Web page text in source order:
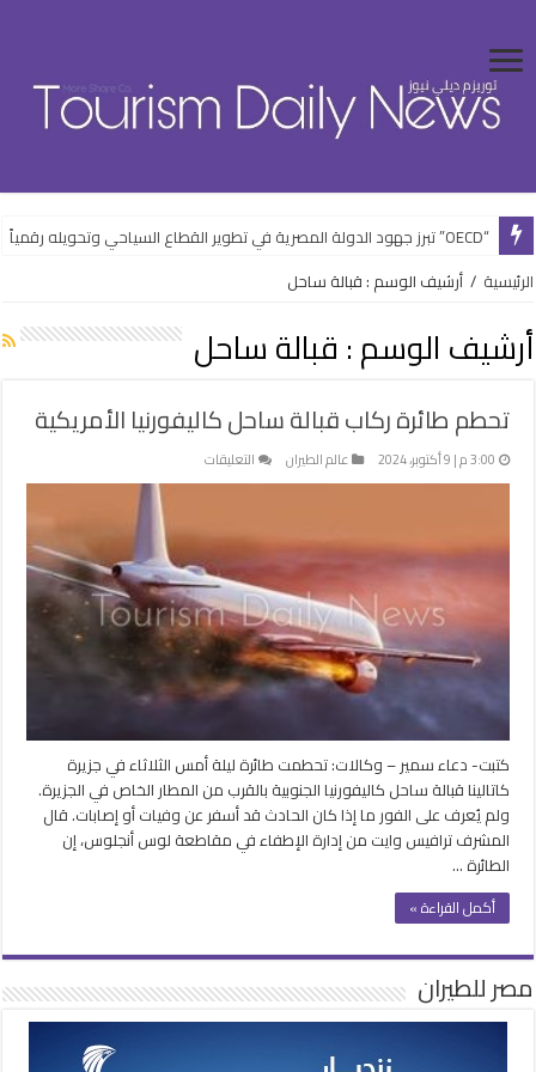
“OECD” تبرز جهود الدولة المصرية في تطوير القطاع السياحي وتحويله رقمياً
الرئيسية / أرشيف الوسم : قبالة ساحل
أرشيف الوسم : قبالة ساحل
تحطم طائرة ركاب قبالة ساحل كاليفورنيا الأمريكية
3:00 م | 9 أكتوبر، 2024 عالم الطيران التعليقات
تحطم
ركاب
قبالة
ساحل
كاليفورنيا
الأمريكية
مغلقة
كتبت- دعاء سمير – وكالات: تحطمت طائرة ليلة أمس الثلاثاء في جزيرة
كاتالينا قبالة ساحل كاليفورنيا الجنوبية بالقرب من المطار الخاص في الجزيرة.
ولم يُعرف على الفور ما إذا كان الحادث قد أسفر عن وفيات أو إصابات. قال
المشرف ترافيس وايت من إدارة الإطفاء في مقاطعة لوس أنجلوس، إن
الطائرة …
أكمل القراءة »
مصر للطيران